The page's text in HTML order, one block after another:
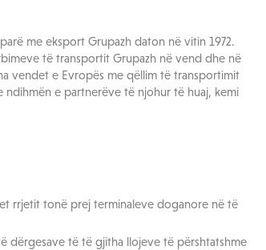
me eksport Grupazh daton në vitin 1972.
të transportit Grupazh në vend dhe në
vendet e Evropës me qëllim të transportimit
e partnerëve të njohur të huaj, kemi
rrjetit tonë prej terminaleve doganore në të
dërgesave të të gjitha llojeve të përshtatshme